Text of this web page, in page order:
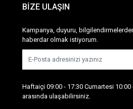
BİZE ULAŞIN
Kampanya, duyuru,
haberdar olmak istiyorum.
Haftaiçi 09:00 - 17:30 Cumartesi 10:00
arasında ulaşabilirsiniz.